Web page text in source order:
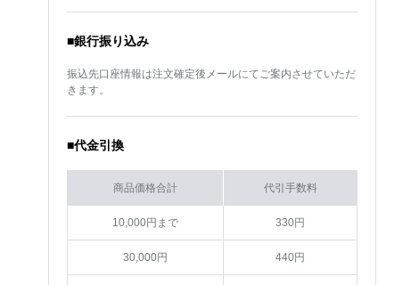
■銀行振り込み
振込先口座情報は注文確定後メールにてご案内させていただ
きます。
■代金引換
商品価格合計 代引手数料
10,000円まで 330円
30,000円 440円